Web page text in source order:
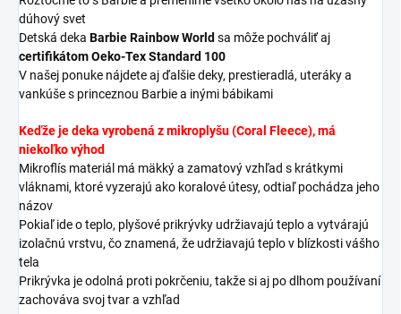
dúhový svet
Detská deka Barbie Rainbow World sa môže pochváliť aj
certifikátom Oeko-Tex Standard 100
V našej ponuke nájdete aj ďalšie deky, prestieradlá, uteráky a
vankúše s princeznou Barbie a inými bábikami
Keďže je deka vyrobená z mikroplyšu (Coral Fleece), má
niekoľko výhod
Mikroflís materiál má mäkký a zamatový vzhľad s krátkymi
vláknami, ktoré vyzerajú ako koralové útesy, odtiaľ pochádza jeho
názov
Pokiaľ ide o teplo, plyšové prikrývky udržiavajú teplo a vytvárajú
izolačnú vrstvu, čo znamená, že udržiavajú teplo v blízkosti vášho
tela
Prikrývka je odolná proti pokrčeniu, takže si aj po dlhom používaní
zachováva svoj tvar a vzhľad